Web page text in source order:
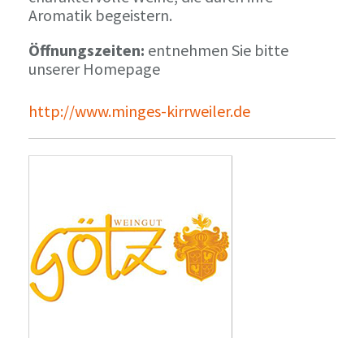
Aromatik begeistern.
Öffnungszeiten: entnehmen Sie bitte
unserer Homepage
http://www.minges-kirrweiler.de